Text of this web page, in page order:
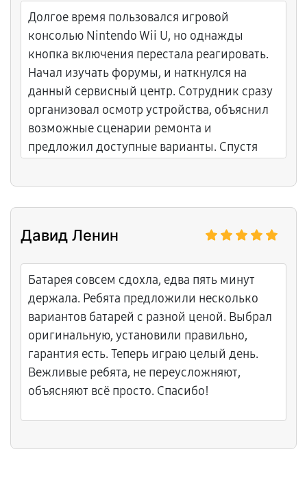
гарантию на такую работу и подробно
рассказали, как избежать перегрева в
будущем.
Долгое время пользовался игровой
консолью Nintendo Wii U, но однажды
кнопка включения перестала реагировать.
Начал изучать форумы, и наткнулся на
данный сервисный центр. Сотрудник сразу
организовал осмотр устройства, объяснил
возможные сценарии ремонта и
предложил доступные варианты. Спустя
жизни, играю без ограничений.
Давид Ленин
Батарея совсем сдохла, едва пять минут
держала. Ребята предложили несколько
вариантов батарей с разной ценой. Выбрал
оригинальную, установили правильно,
гарантия есть. Теперь играю целый день.
Вежливые ребята, не переусложняют,
объясняют всё просто. Спасибо!